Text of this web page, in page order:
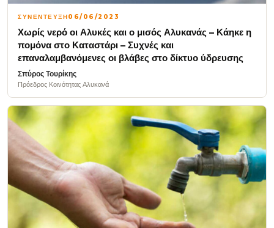
ΣΥΝΕΝΤΕΥΞΗ06/06/2023
Χωρίς νερό οι Αλυκές και ο μισός Αλυκανάς – Κάηκε η
πομόνα στο Καταστάρι – Συχνές και
επαναλαμβανόμενες οι βλάβες στο δίκτυο ύδρευσης
Σπύρος Τουρίκης
Πρόεδρος Κοινότητας Αλυκανά